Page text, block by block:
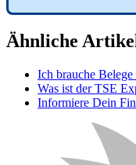
Ähnliche
Ich brauche
Was ist der TSE
Informiere Dein